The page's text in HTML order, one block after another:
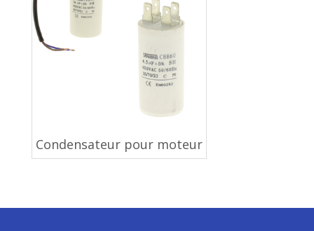
Condensateur pour moteur